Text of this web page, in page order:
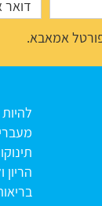
אמאבא.
הריון